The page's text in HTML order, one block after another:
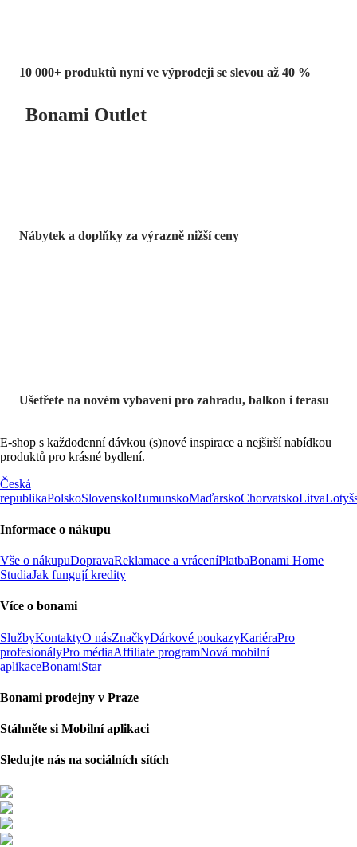
10 000+ produktů nyní ve výprodeji se slevou až 40 %
Bonami Outlet
Nábytek a doplňky za výrazně nižší ceny
Ušetřete na novém vybavení pro zahradu, balkon i terasu
E-shop s každodenní dávkou (s)nové inspirace a nejširší nabídkou
produktů pro krásné bydlení.
Česká
republikaPolskoSlovenskoRumunskoMaďarskoChorvatskoLitva
Informace o nákupu
Vše o nákupuDopravaReklamace a vráceníPlatbaBonami Home
StudiaJak fungují kredity
Více o bonami
SlužbyKontaktyO násZnačkyDárkové poukazyKariéraPro
profesionályPro médiaAffiliate programNová mobilní
aplikaceBonamiStar
Bonami prodejny v Praze
Stáhněte si Mobilní aplikaci
Sledujte nás na sociálních sítích